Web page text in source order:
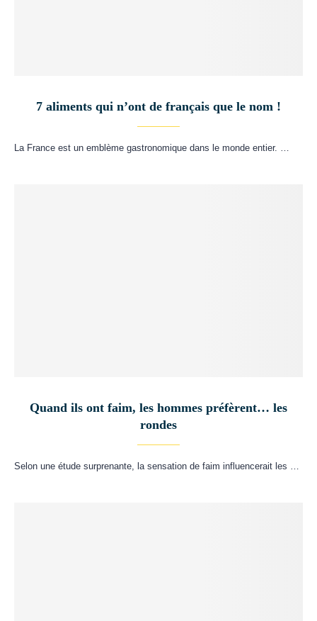
7 aliments qui n’ont de français que le nom !
La France est un emblème gastronomique dans le monde entier. …
Quand ils ont faim, les hommes préfèrent… les
rondes
Selon une étude surprenante, la sensation de faim influencerait les …